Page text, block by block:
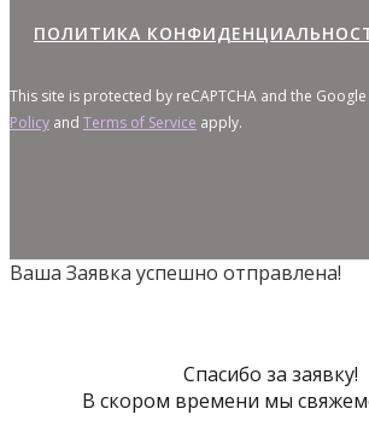
ПОЛИТИКА
This site is protected by reCAPTCHA and the Google
Policy and Terms of Service apply.
Ваша Заявка успешно отправлена!
Спасибо за заявку!
В скором времени мы